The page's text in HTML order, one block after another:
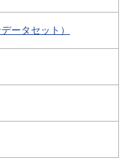
ータセット）